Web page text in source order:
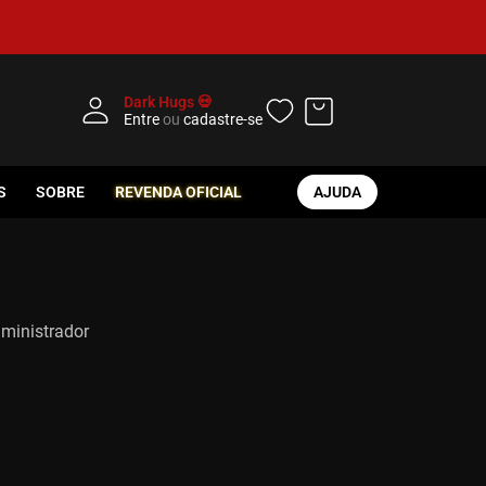
Dark Hugs 💀
Entreou cadastre-se
SOBRE REVENDA OFICIAL AJUDA